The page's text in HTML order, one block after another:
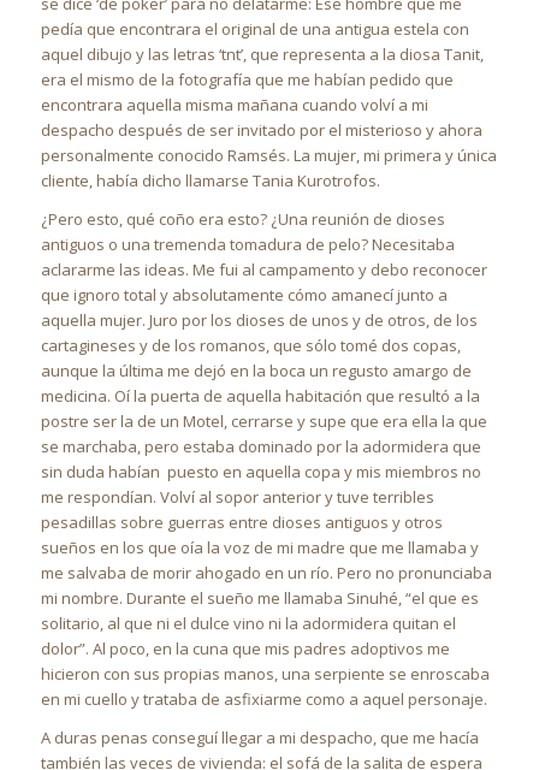
pedía que encontrara el original de una antigua estela con
aquel dibujo y las letras ‘tnt’, que representa a la diosa Tanit,
era el mismo de la fotografía que me habían pedido que
encontrara aquella misma mañana cuando volví a mi
despacho después de ser invitado por el misterioso y ahora
personalmente conocido Ramsés. La mujer, mi primera y única
cliente, había dicho llamarse Tania Kurotrofos.
¿Pero esto, qué coño era esto? ¿Una reunión de dioses
antiguos o una tremenda tomadura de pelo? Necesitaba
aclararme las ideas. Me fui al campamento y debo reconocer
que ignoro total y absolutamente cómo amanecí junto a
aquella mujer. Juro por los dioses de unos y de otros, de los
cartagineses y de los romanos, que sólo tomé dos copas,
aunque la última me dejó en la boca un regusto amargo de
medicina. Oí la puerta de aquella habitación que resultó a la
postre ser la de un Motel, cerrarse y supe que era ella la que
se marchaba, pero estaba dominado por la adormidera que
sin duda habían puesto en aquella copa y mis miembros no
me respondían. Volví al sopor anterior y tuve terribles
pesadillas sobre guerras entre dioses antiguos y otros
sueños en los que oía la voz de mi madre que me llamaba y
me salvaba de morir ahogado en un río. Pero no pronunciaba
mi nombre. Durante el sueño me llamaba Sinuhé, “el que es
solitario, al que ni el dulce vino ni la adormidera quitan el
dolor”. Al poco, en la cuna que mis padres adoptivos me
hicieron con sus propias manos, una serpiente se enroscaba
en mi cuello y trataba de asfixiarme como a aquel personaje.
A duras penas conseguí llegar a mi despacho, que me hacía
también las veces de vivienda: el sofá de la salita de espera